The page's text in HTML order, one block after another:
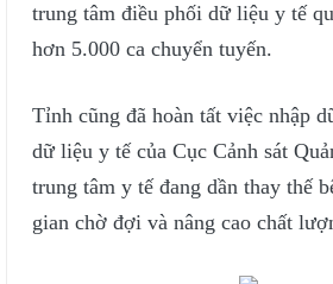
trung tâm điều phối dữ liệu y tế
hơn 5.000 ca chuyển tuyến.
Tỉnh cũng đã hoàn tất việc nhập
dữ liệu y tế của Cục Cảnh sát
trung tâm y tế đang dần thay thế
gian chờ đợi và nâng cao chất